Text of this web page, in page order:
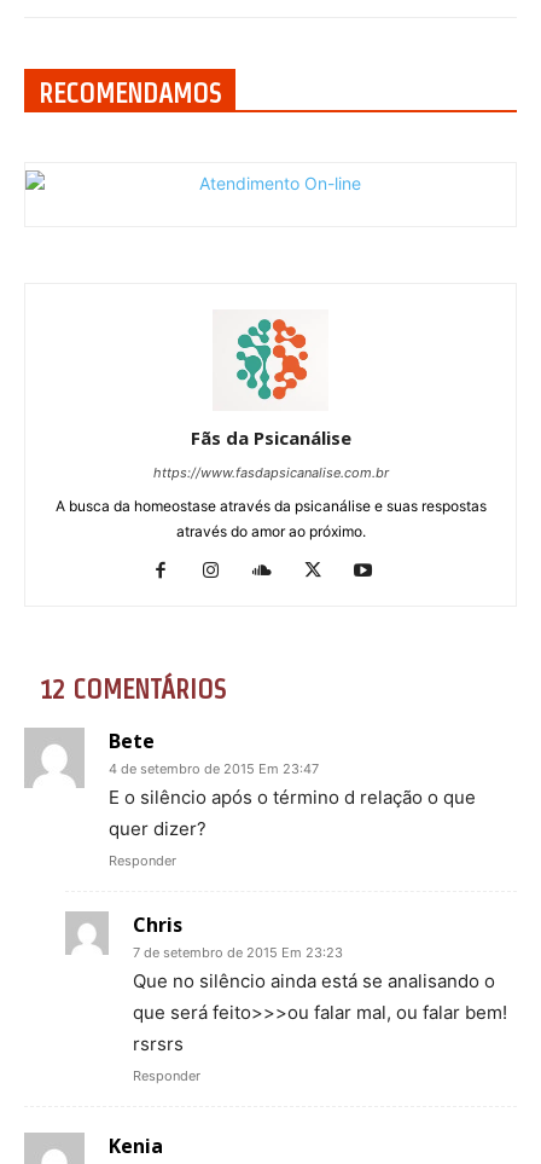
RECOMENDAMOS
Fãs da Psicanálise
https://www.fasdapsicanalise.com.br
A busca da homeostase através da psicanálise e suas respostas
através do amor ao próximo.
12 COMENTÁRIOS
Bete
4 de setembro de 2015 Em 23:47
E o silêncio após o término d relação o que
quer dizer?
Responder
Chris
7 de setembro de 2015 Em 23:23
Que no silêncio ainda está se analisando o
que será feito>>>ou falar mal, ou falar bem!
rsrsrs
Responder
Kenia